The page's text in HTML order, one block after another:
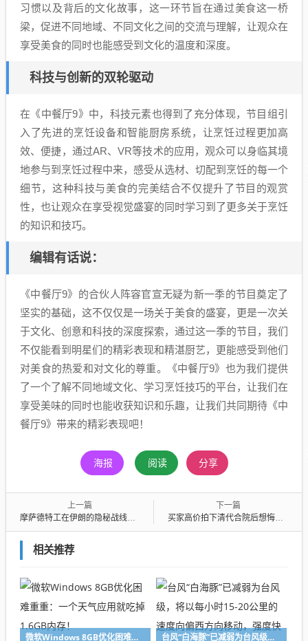
习惯以及背后的文化故事，这一环节旨在通过美食这一桥
梁，促进不同地域、不同文化之间的交流与理解，让观众在
享受美食的同时也能感受到文化的温度和深度。
科技与创新的双轮驱动
在《中餐厅9》中，科技元素也得到了充分体现，节目组引
入了先进的烹饪设备和智能厨房系统，让烹饪过程更加高
效、便捷，通过AR、VR等技术的应用，观众可以身临其境
地参与到烹饪过程中来，感受从选材、切配到烹饪的每一个
细节，这种科技与美食的完美结合不仅提升了节目的观赏
性，也让观众在享受视觉盛宴的同时学习到了更多关于烹饪
的知识和技巧。
编辑有话说：
《中餐厅9》的合伙人阵容官宣无疑为新一季的节目奠定了
坚实的基础，这不仅仅是一场关于美食的盛宴，更是一次关
于文化、创意和科技的深度探索，通过这一季的节目，我们
不仅能看到明星们的精彩表现和精湛厨艺，更能感受到他们
对美食的热爱和对文化的尊重。《中餐厅9》也为我们提供
了一个了解不同地域文化、学习烹饪技巧的平台，让我们在
享受美味的同时也能收获知识和乐趣，让我们共同期待《中
餐厅9》带来的精彩表现吧！
海报 阅读 分享
上一篇
摩萨德特工在伊朗的隐秘战线，一场未公开的较量
下一篇
买家高价拍下清代合院后想悔拍，一场关于历史、艺术与法律的较量
相关推荐
微软Windows 8GB优化困难重重：一个天气应用就吃掉1.6GB内存！ 台风“白海豚”已减弱为台风级，将以每小时15-20公里的速度向偏西方向移动，强度快速减弱